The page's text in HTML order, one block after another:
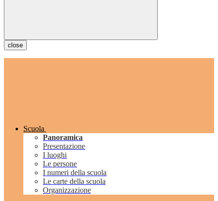
close
Scuola
Panoramica
Presentazione
I luoghi
Le persone
I numeri della scuola
Le carte della scuola
Organizzazione